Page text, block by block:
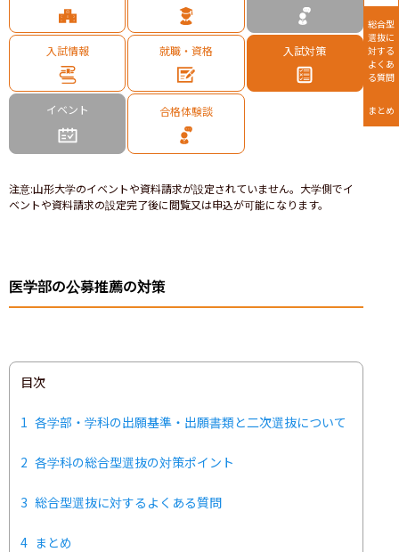
入試情報 就職・資格 入試対策
イベント 合格体験談
注意:山形大学のイベントや資料請求が設定されていません。大学側でイ
ベントや資料請求の設定完了後に閲覧又は申込が可能になります。
医学部の公募推薦の対策
目次
1 各学部・学科の出願基準・出願書類と二次選抜について
2 各学科の総合型選抜の対策ポイント
3 総合型選抜に対するよくある質問
4 まとめ
総合型
選抜に
対する
よくあ
る質問
まとめ